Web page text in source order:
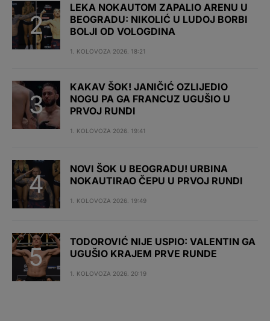
LEKA NOKAUTOM ZAPALIO ARENU U
BEOGRADU: NIKOLIĆ U LUDOJ BORBI
BOLJI OD VOLOGDINA
1. KOLOVOZA 2026. 18:21
KAKAV ŠOK! JANIČIĆ OZLIJEDIO
NOGU PA GA FRANCUZ UGUŠIO U
PRVOJ RUNDI
1. KOLOVOZA 2026. 19:41
NOVI ŠOK U BEOGRADU! URBINA
NOKAUTIRAO ČEPU U PRVOJ RUNDI
1. KOLOVOZA 2026. 19:49
TODOROVIĆ NIJE USPIO: VALENTIN GA
UGUŠIO KRAJEM PRVE RUNDE
1. KOLOVOZA 2026. 20:19